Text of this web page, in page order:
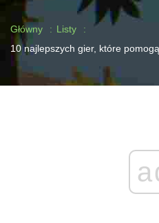
Główny
Listy
10 najlepszych gier, które